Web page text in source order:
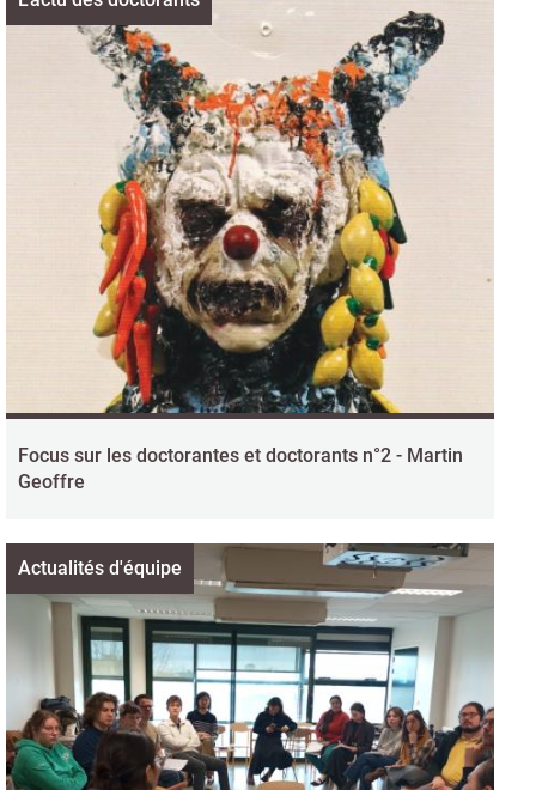
Focus sur les doctorantes et doctorants n°2 - Martin
Geoffre
Actualités d'équipe